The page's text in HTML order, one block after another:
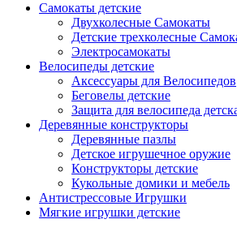
Самокаты детские
Двухколесные Cамокаты
Детские трехколесные
Электросамокаты
Велосипеды детские
Аксессуары для Велосипедов
Беговелы детские
Защита для велосипеда
Деревянные конструкторы
Деревянные пазлы
Детское игрушечное оружие
Конструкторы детские
Кукольные домики и мебель
Антистрессовые Игрушки
Мягкие игрушки детские